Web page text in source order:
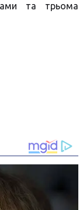
та трьома